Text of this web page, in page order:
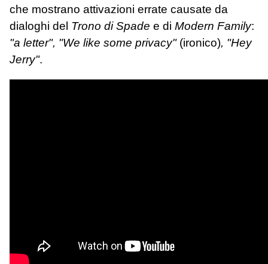
che mostrano attivazioni errate causate da
dialoghi del Trono di Spade e di Modern Family:
"a letter", "We like some privacy"(ironico), "Hey
Jerry".